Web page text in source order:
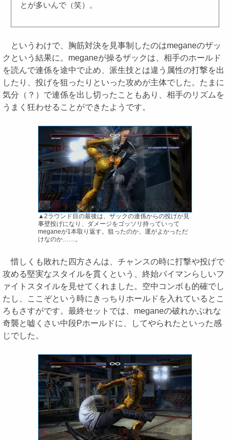
とが多いんで（笑）。
というわけで、胸筋対決を見事制したのはmeganeのザッ
クという結果に。meganeが操るザックは、相手のホールド
を読んで連係を途中で止め、派生技とは違う属性の打撃を出
したり、投げを狙ったりといった攻めが主体でした。たまに
気分（？）で連係を出し切ったこともあり、相手のリズムを
うまく狂わせることができたようです。
▲2ラウンド目の最後は、ザックの連係からの投げが見
事壁投げになり、ダメージをゴッソリ持っていって
meganeが1本取り返す。狙ったのか、運がよかっただ
けなのか……。
惜しくも敗れた四方さんは、チャンスの時に打撃や投げで
攻める堅実なスタイルを貫くという、終始バイマンらしいフ
ァイトスタイルを見せてくれました。空中コンボも的確でし
たし、ここぞという時にきっちりホールドを入れているとこ
ろもさすがです。最終セットでは、meganeの破れかぶれな
奇襲と嘘くさい中段Pホールドに、してやられたといった感
じでした。